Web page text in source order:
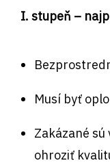
I. stupeň –
Musí byť
Zakázané
ohroziť